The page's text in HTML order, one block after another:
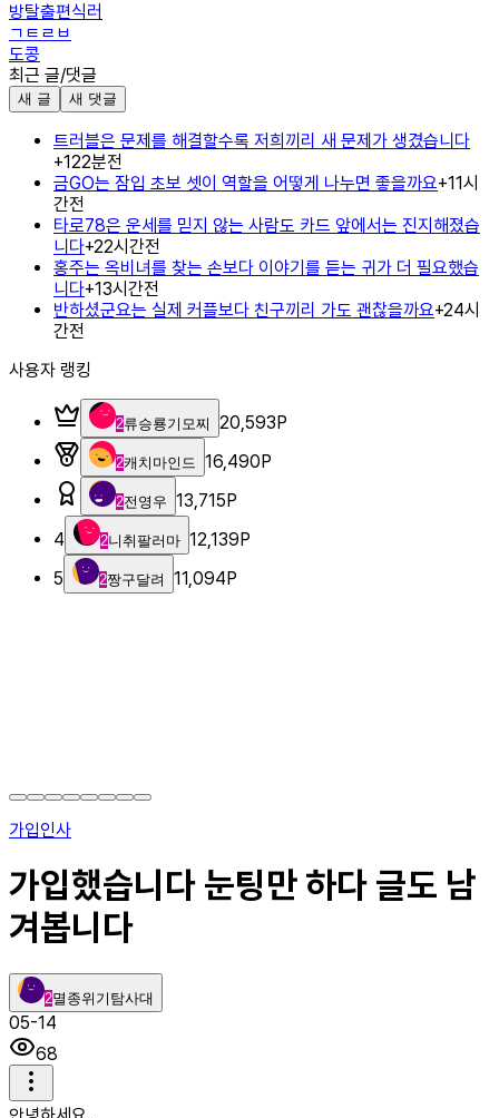
방탈출편식러
ㄱㅌㄹㅂ
도콩
최근 글/댓글
새 글 새 댓글
트러블은 문제를 해결할수록 저희끼리 새 문제가 생겼습니다
+122분전
금GO는 잠입 초보 셋이 역할을 어떻게 나누면 좋을까요+11시
간전
타로78은 운세를 믿지 않는 사람도 카드 앞에서는 진지해졌습
니다+22시간전
홍주는 옥비녀를 찾는 손보다 이야기를 듣는 귀가 더 필요했습
니다+13시간전
반하셨군요는 실제 커플보다 친구끼리 가도 괜찮을까요+24시
간전
사용자 랭킹
2류승룡기모찌 20,593P
2캐치마인드 16,490P
2전영우 13,715P
4
2니취팔러마 12,139P
5
2짱구달려 11,094P
가입인사
가입했습니다 눈팅만 하다 글도 남
겨봅니다
2멸종위기탐사대
05-14
68